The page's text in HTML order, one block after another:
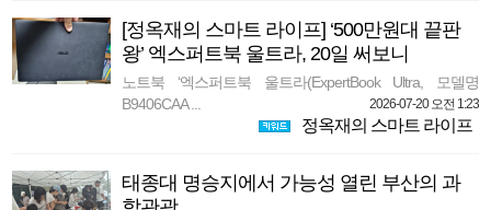
[정옥재의 스마트 라이프] ‘500만원대 끝판
왕’ 엑스퍼트북 울트라, 20일 써보니
노트북 ‘엑스퍼트북 울트라(ExpertBook Ultra, 모델명
B9406CAA ...
2026-07-20 오전 1:23
정옥재의 스마트 라이프
태종대 명승지에서 가능성 열린 부산의 과